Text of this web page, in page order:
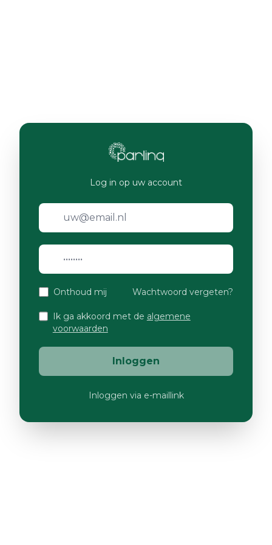
Log in op uw account
Onthoud mij Wachtwoord vergeten?
Ik ga akkoord met de algemene
voorwaarden
Inloggen
Inloggen via e-maillink